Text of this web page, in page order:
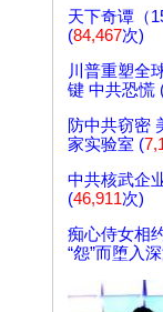
天下奇谭（
(84,467次)
川普重塑全
键 中共恐慌
防中共窃密
家实验室 (
中共核武企
(46,911次)
痴心侍女相
“怨”而堕入